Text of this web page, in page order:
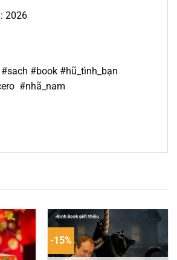
2026
#book #hũ_tình_bạn
#nhã_nam
-15%